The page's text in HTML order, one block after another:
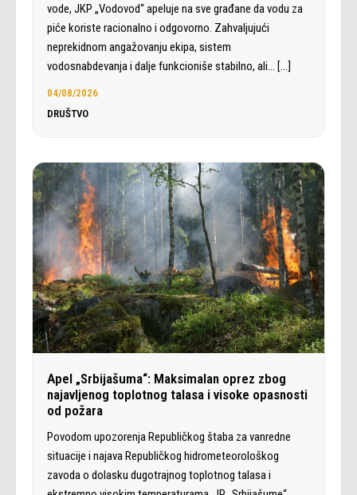
vode, JKP „Vodovod“ apeluje na sve građane da vodu za
piće koriste racionalno i odgovorno. Zahvaljujući
neprekidnom angažovanju ekipa, sistem
vodosnabdevanja i dalje funkcioniše stabilno, ali… […]
04/08/2026
DRUŠTVO
Apel „Srbijašuma“: Maksimalan oprez zbog
najavljenog toplotnog talasa i visoke opasnosti
od požara
Povodom upozorenja Republičkog štaba za vanredne
situacije i najava Republičkog hidrometeorološkog
zavoda o dolasku dugotrajnog toplotnog talasa i